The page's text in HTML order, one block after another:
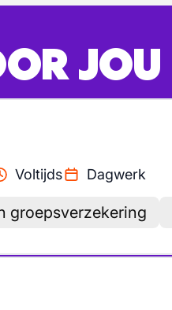
JOU
Voltijds Dagwerk
groepsverzekering